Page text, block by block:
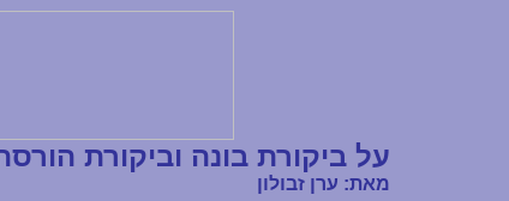
על ביקורת בונה וביקורת
מאת: ערן זבולון